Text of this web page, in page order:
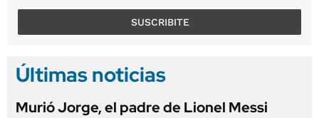
SUSCRIBITE
Últimas noticias
Murió Jorge, el padre de Lionel Messi